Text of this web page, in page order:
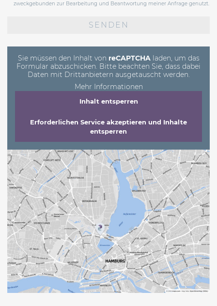
zweckgebunden zur Bearbeitung und Beantwortung meiner Anfrage genutzt.
Sie müssen den Inhalt von reCAPTCHAladen, um das
Formular abzuschicken. Bitte beachten Sie, dass dabei
Daten mit Drittanbietern ausgetauscht werden.
Mehr Informationen
Inhalt entsperren
Erforderlichen Service akzeptieren und Inhalte
entsperren